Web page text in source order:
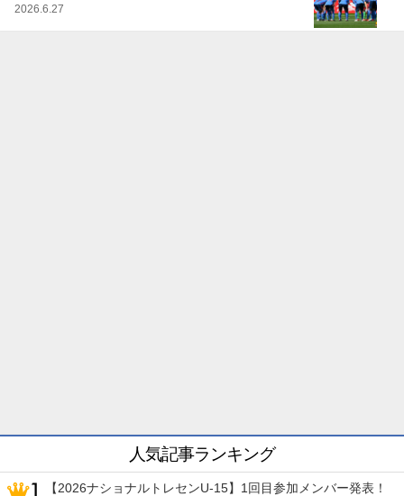
2026.6.27
人気記事ランキング
【2026ナショナルトレセンU-15】1回目参加メンバー発表！